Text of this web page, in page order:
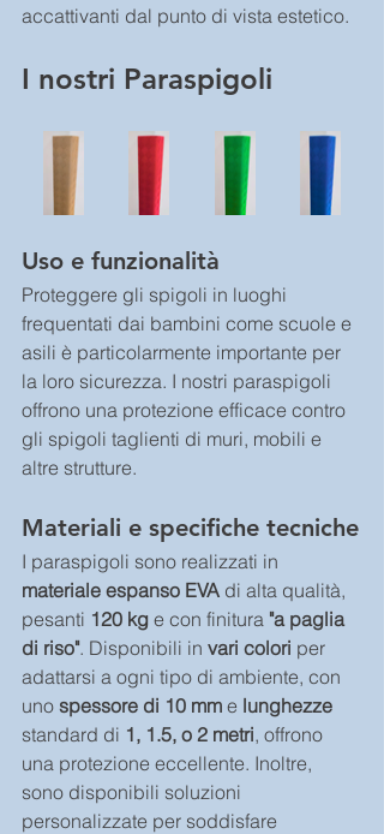
accattivanti dal punto di vista estetico.
I nostri Paraspigoli
Uso e funzionalità
Proteggere gli spigoli in luoghi
frequentati dai bambini come scuole e
asili è particolarmente importante per
la loro sicurezza. I nostri paraspigoli
offrono una protezione efficace contro
gli spigoli taglienti di muri, mobili e
altre strutture.
Materiali e specifiche tecniche
I paraspigoli sono realizzati in
materiale espanso EVA di alta qualità,
pesanti 120 kg e con finitura "a paglia
di riso". Disponibili in vari colori per
adattarsi a ogni tipo di ambiente, con
uno spessore di 10 mm e lunghezze
standard di 1, 1.5, o 2 metri, offrono
una protezione eccellente. Inoltre,
sono disponibili soluzioni
personalizzate per soddisfare